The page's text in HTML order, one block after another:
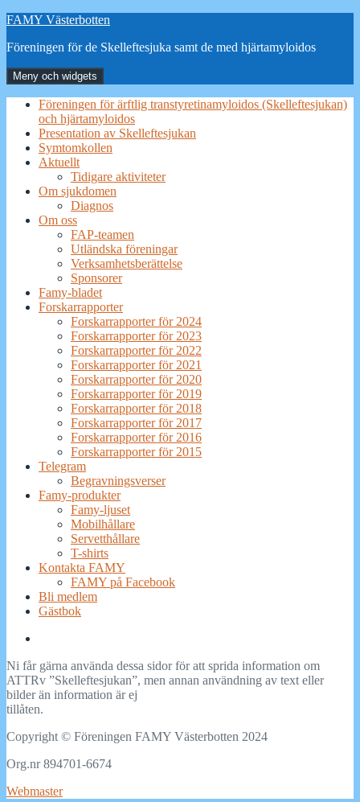
Hoppa
innehåll
FAMY Västerbotten
Föreningen för de Skelleftesjuka samt de med hjärtamyloidos
Meny och widgets
Föreningen för ärftlig transtyretinamyloidos (Skelleftesjukan)
och hjärtamyloidos
Presentation av Skelleftesjukan
Symtomkollen
Aktuellt
Tidigare aktiviteter
Om sjukdomen
Diagnos
Om oss
FAP-teamen
Utländska föreningar
Verksamhetsberättelse
Sponsorer
Famy-bladet
Forskarrapporter
Forskarrapporter för 2024
Forskarrapporter för 2023
Forskarrapporter för 2022
Forskarrapporter för 2021
Forskarrapporter för 2020
Forskarrapporter för 2019
Forskarrapporter för 2018
Forskarrapporter för 2017
Forskarrapporter för 2016
Forskarrapporter för 2015
Telegram
Begravningsverser
Famy-produkter
Famy-ljuset
Mobilhållare
Servetthållare
T-shirts
Kontakta FAMY
FAMY på Facebook
Bli medlem
Gästbok
Facebook
Ni får gärna använda dessa sidor för att sprida information om
ATTRv ”Skelleftesjukan”, men annan användning av text eller
bilder än information är ej
tillåten.
Copyright © Föreningen FAMY Västerbotten 2024
Org.nr 894701-6674
Webmaster